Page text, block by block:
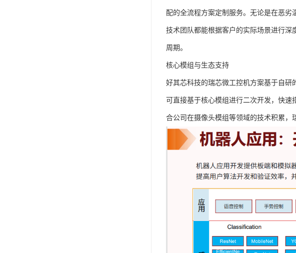
配的全流程方案定制服务。无论是在恶劣
技术团队都能根据客户的实际场景进行
周期。
核心模组与生态支持
好其芯科技的瑞芯微工控机方案基于自研
可直接基于核心模组进行二次开发，快
合公司在摄像头模组等领域的技术积累，